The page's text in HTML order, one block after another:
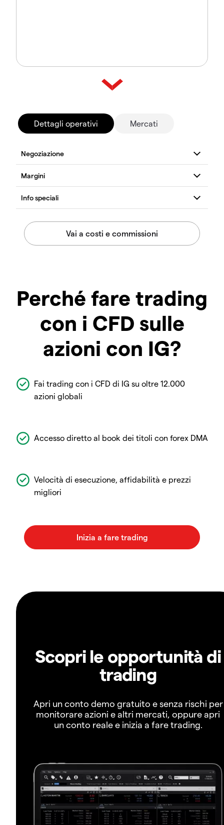
Dettagli operativi Mercati
Perché fare trading
con i CFD sulle
azioni con IG?
Fai trading con i CFD di IG su oltre 12.000
azioni globali
Accesso diretto al book dei titoli con forex DMA
Velocità di esecuzione, affidabilità e prezzi
migliori
Scopri le opportunità di
trading
Apri un conto demo gratuito e senza rischi per
monitorare azioni e altri mercati, oppure apri
un conto reale e inizia a fare trading.